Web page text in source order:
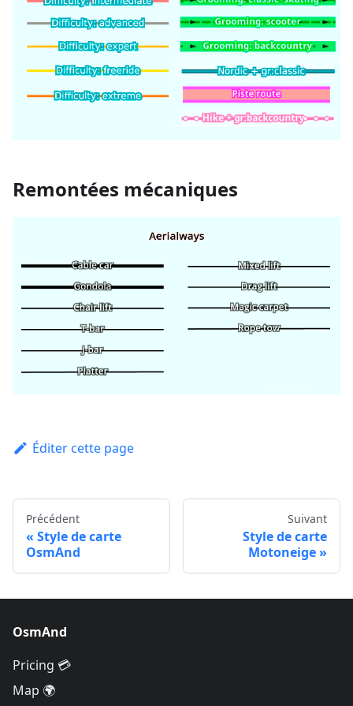
Remontées mécaniques
Éditer cette page
Précédent
Style de carte
OsmAnd
Suivant
Style de carte
Motoneige
OsmAnd
Pricing 💳
Map 🌍